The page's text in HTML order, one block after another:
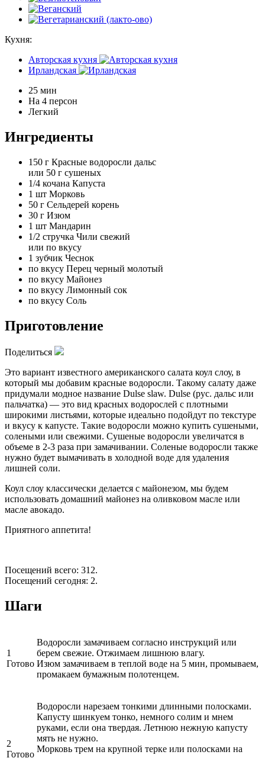
Кухня:
Авторская кухня
Ирландская
25 мин
На 4 персон
Легкий
Ингредиенты
150 г Красные водоросли дальс
или 50 г сушеных
1/4 кочана Капуста
1 шт Морковь
50 г Сельдерей корень
30 г Изюм
1 шт Мандарин
1/2 стручка Чили свежий
или по вкусу
1 зубчик Чеснок
по вкусу Перец черный молотый
по вкусу Майонез
по вкусу Лимонный сок
по вкусу Соль
Приготовление
Поделиться
Это вариант известного американского салата коул слоу, в
который мы добавим красные водоросли. Такому салату даже
придумали модное название Dulse slaw. Dulse (рус. дальс или
пальчатка) — это вид красных водорослей с плотными
широкими листьями, которые идеально подойдут по текстуре
и вкусу к капусте. Такие водоросли можно купить сушеными,
солеными или свежими. Сушеные водоросли увеличатся в
объеме в 2-3 раза при замачивании. Соленые водоросли также
нужно будет вымачивать в холодной воде для удаления
лишней соли.
Коул слоу классически делается с майонезом, мы будем
использовать домашний майонез на оливковом масле или
масле авокадо.
Приятного аппетита!
Посещений всего: 312.
Посещений сегодня: 2.
Шаги
1
Готово
Водоросли замачиваем согласно инструкций или
берем свежие. Отжимаем лишнюю влагу.
Изюм замачиваем в теплой воде на 5 мин, промываем,
промакаем бумажным полотенцем.
2
Готово
Водоросли нарезаем тонкими длинными полосками.
Капусту шинкуем тонко, немного солим и мнем
руками, если она твердая. Летнюю нежную капусту
мять не нужно.
Морковь трем на крупной терке или полосками на